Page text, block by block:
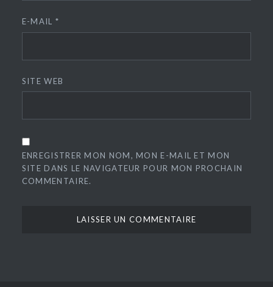
E-MAIL *
SITE WEB
ENREGISTRER MON NOM, MON E-MAIL ET MON
SITE DANS LE NAVIGATEUR POUR MON PROCHAIN
COMMENTAIRE.